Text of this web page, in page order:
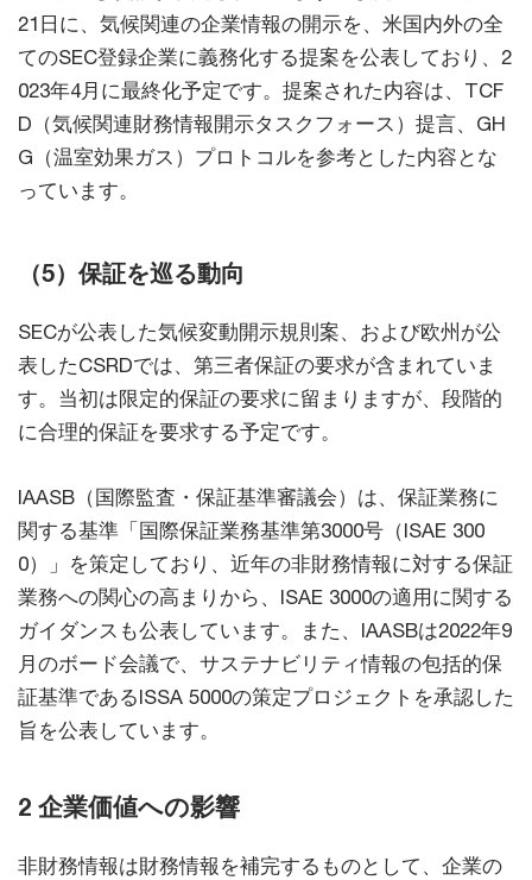
21日に、気候関連の企業情報の開示を、米国内外の全
てのSEC登録企業に義務化する提案を公表しており、2
023年4月に最終化予定です。提案された内容は、TCF
D（気候関連財務情報開示タスクフォース）提言、GH
G（温室効果ガス）プロトコルを参考とした内容とな
っています。
（5）保証を巡る動向
SECが公表した気候変動開示規則案、および欧州が公
表したCSRDでは、第三者保証の要求が含まれていま
す。当初は限定的保証の要求に留まりますが、段階的
に合理的保証を要求する予定です。
IAASB（国際監査・保証基準審議会）は、保証業務に
関する基準「国際保証業務基準第3000号（ISAE 300
0）」を策定しており、近年の非財務情報に対する保証
業務への関心の高まりから、ISAE 3000の適用に関する
ガイダンスも公表しています。また、IAASBは2022年9
月のボード会議で、サステナビリティ情報の包括的保
証基準であるISSA 5000の策定プロジェクトを承認した
旨を公表しています。
2 企業価値への影響
非財務情報は財務情報を補完するものとして、企業の